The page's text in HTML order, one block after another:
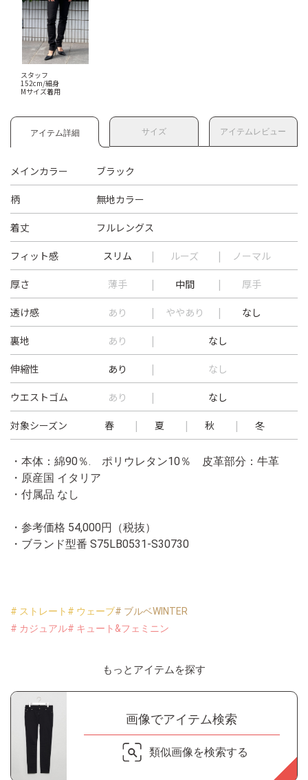
スタッフ
152cm/細身
Mサイズ着用
アイテム詳細 サイズ アイテムレビュー
メインカラー ブラック
柄 無地カラー
着丈 フルレングス
フィット感 スリム ルーズ ノーマル
厚さ 薄手 中間 厚手
透け感 あり ややあり なし
裏地 あり なし
伸縮性 あり なし
ウエストゴム あり なし
対象シーズン 春 夏 秋 冬
・本体：綿90％. ポリウレタン10％ 皮革部分：牛革
・原産国 イタリア
・付属品 なし
・参考価格 54,000円（税抜）
・ブランド型番 S75LB0531-S30730
# ストレート # ウェーブ# ブルベWINTER
# カジュアル# キュート&フェミニン
もっとアイテムを探す
画像でアイテム検索
類似画像を検索する